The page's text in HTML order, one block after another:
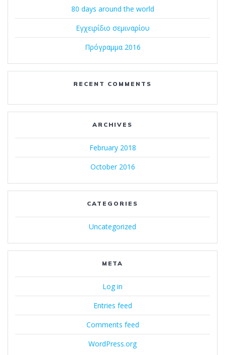
80 days around the world
Εγχειρίδιο σεμιναρίου
Πρόγραμμα 2016
RECENT COMMENTS
ARCHIVES
February 2018
October 2016
CATEGORIES
Uncategorized
META
Log in
Entries feed
Comments feed
WordPress.org